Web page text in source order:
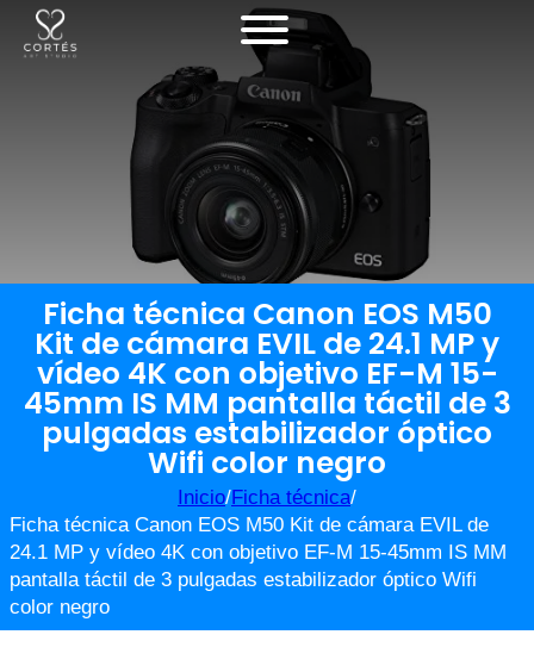
Ficha técnica Canon EOS M50
Kit de cámara EVIL de 24.1 MP y
vídeo 4K con objetivo EF-M 15-
45mm IS MM pantalla táctil de 3
pulgadas estabilizador óptico
Wifi color negro
Inicio/Ficha técnica/
Ficha técnica Canon EOS M50 Kit de cámara EVIL de
24.1 MP y vídeo 4K con objetivo EF-M 15-45mm IS MM
pantalla táctil de 3 pulgadas estabilizador óptico Wifi
color negro